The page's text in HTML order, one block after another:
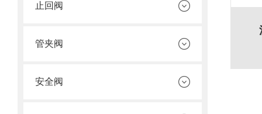
止回阀
管夹阀
安全阀